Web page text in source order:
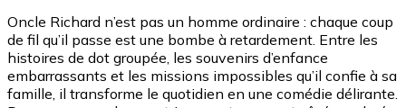
Oncle Richard n’est pas un homme ordinaire : chaque coup
de fil qu’il passe est une bombe à retardement. Entre les
histoires de dot groupée, les souvenirs d’enfance
embarrassants et les missions impossibles qu’il confie à sa
famille, il transforme le quotidien en une comédie délirante.